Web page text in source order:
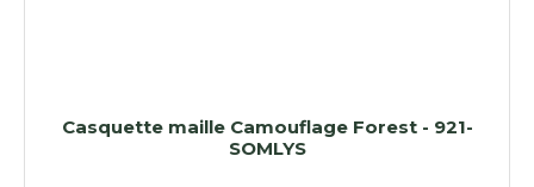
Casquette maille Camouflage Forest - 921-
SOMLYS